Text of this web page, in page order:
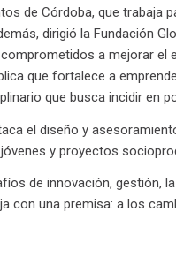
de Córdoba, que trabaja
dirigió la Fundación
a mejorar el
que fortalece a
que busca incidir en
el diseño y
y proyectos
de innovación, gestión,
con una premisa: a los